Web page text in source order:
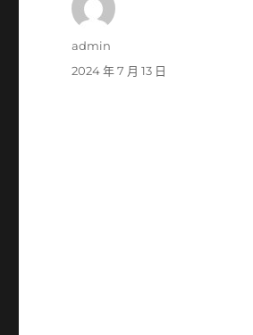
作
admin
發
2024 年 7 月 13 日